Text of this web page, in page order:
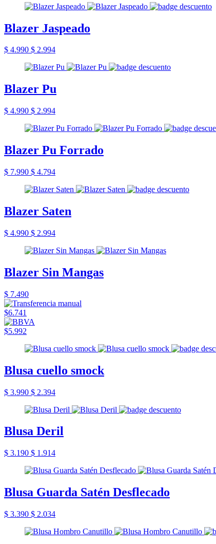
Blazer Jaspeado
$ 4.990 $ 2.994
Blazer Pu
$ 4.990 $ 2.994
Blazer Pu Forrado
$ 7.990 $ 4.794
Blazer Saten
$ 4.990 $ 2.994
Blazer Sin Mangas
$ 7.490
$6.741
$5.992
Blusa cuello smock
$ 3.990 $ 2.394
Blusa Deril
$ 3.190 $ 1.914
Blusa Guarda Satén Desflecado
$ 3.390 $ 2.034